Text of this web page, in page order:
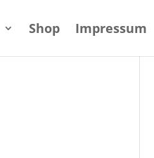
Shop Impressum